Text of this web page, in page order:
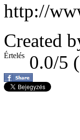
http://
Created
Értelés 0.0/5